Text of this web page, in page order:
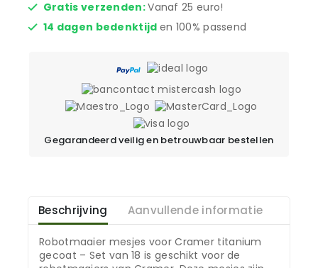
Gratis verzenden:Vanaf 25 euro!
14 dagen bedenktijd en 100% passend
Gegarandeerd veilig en betrouwbaar bestellen
Beschrijving Aanvullende informatie
Robotmaaier mesjes voor Cramer titanium
gecoat – Set van 18 is geschikt voor de